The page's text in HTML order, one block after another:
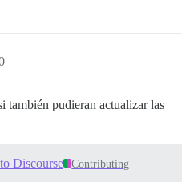
también pudieran actualizar las
Discourse Contributing